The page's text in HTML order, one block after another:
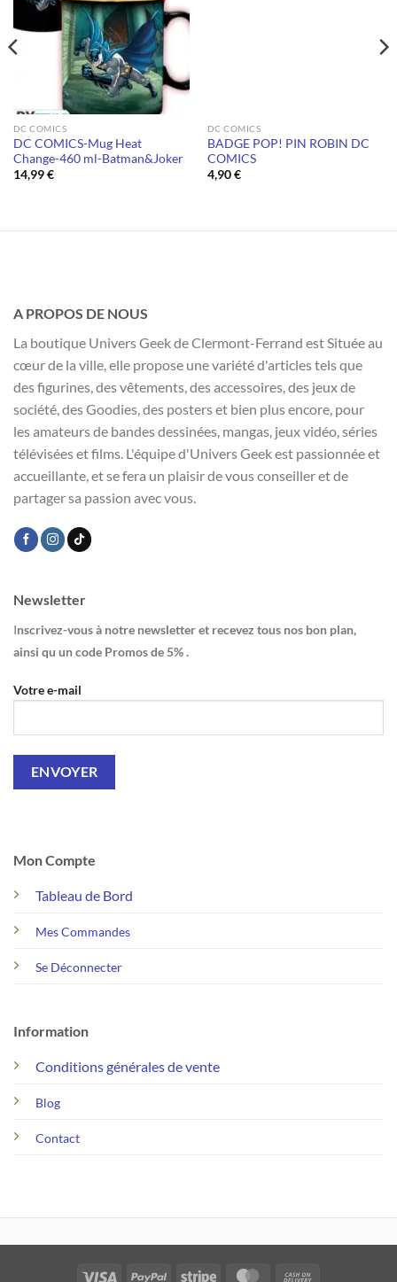
DC COMICS
DC COMICS-Mug Heat
Change-460 ml-Batman&Joker
14,99€
DC COMICS
BADGE POP! PIN ROBIN DC
COMICS
4,90€
A PROPOS DE NOUS
La boutique Univers Geek de Clermont-Ferrand est Située au
cœur de la ville, elle propose une variété d'articles tels que
des figurines, des vêtements, des accessoires, des jeux de
société, des Goodies, des posters et bien plus encore, pour
les amateurs de bandes dessinées, mangas, jeux vidéo, séries
télévisées et films. L'équipe d'Univers Geek est passionnée et
accueillante, et se fera un plaisir de vous conseiller et de
partager sa passion avec vous.
Mon Compte
Tableau de Bord
Mes Commandes
Se Déconnecter
Information
Conditions générales de vente
Blog
Contact
Newsletter
Inscrivez-vous à notre newsletter et recevez tous nos bon plan,
ainsi qu un code Promos de 5% .
Votre e-mail
Visa PayPal Stripe MasterCard